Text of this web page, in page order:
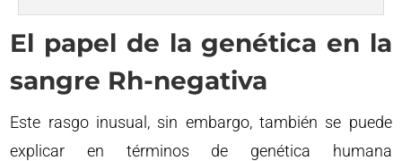
El papel de la genética en la
sangre Rh-negativa
Este rasgo inusual, sin embargo, también se puede
explicar en términos de genética humana